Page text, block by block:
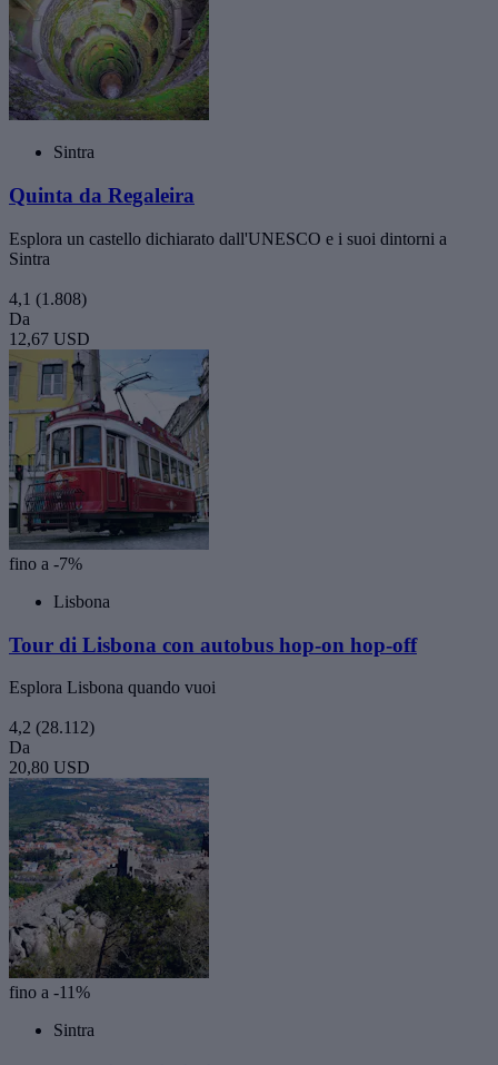
Sintra
Quinta da Regaleira
Esplora un castello dichiarato dall'UNESCO e i suoi dintorni a
Sintra
4,1 (1.808)
Da
12,67 USD
fino a -7%
Lisbona
Tour di Lisbona con autobus hop-on hop-off
Esplora Lisbona quando vuoi
4,2 (28.112)
Da
20,80 USD
fino a -11%
Sintra